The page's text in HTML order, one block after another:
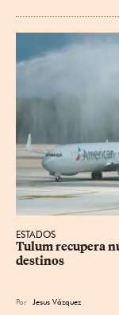
ESTADOS
Tulum recupera
destinos
Por Jesus Vázquez